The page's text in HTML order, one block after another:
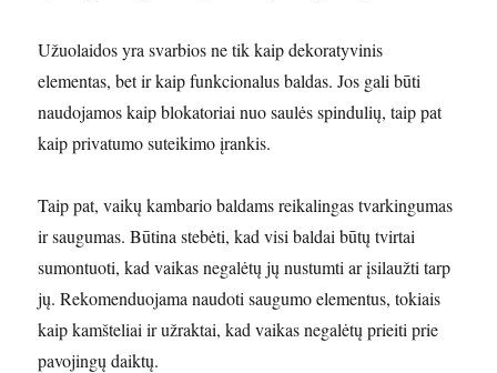
Užuolaidos yra svarbios ne tik kaip dekoratyvinis
elementas, bet ir kaip funkcionalus baldas. Jos gali būti
naudojamos kaip blokatoriai nuo saulės spindulių, taip pat
kaip privatumo suteikimo įrankis.
Taip pat, vaikų kambario baldams reikalingas tvarkingumas
ir saugumas. Būtina stebėti, kad visi baldai būtų tvirtai
sumontuoti, kad vaikas negalėtų jų nustumti ar įsilaužti tarp
jų. Rekomenduojama naudoti saugumo elementus, tokiais
kaip kamšteliai ir užraktai, kad vaikas negalėtų prieiti prie
pavojingų daiktų.